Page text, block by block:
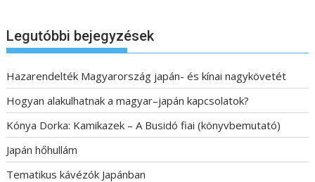
Legutóbbi bejegyzések
Hazarendelték Magyarország japán- és kínai nagykövetét
Hogyan alakulhatnak a magyar–japán kapcsolatok?
Kónya Dorka: Kamikazek – A Busidó fiai (könyvbemutató)
Japán hőhullám
Tematikus kávézók Japánban